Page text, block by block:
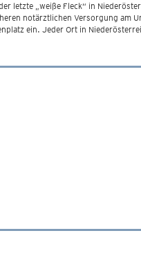
letzte „weiße Fleck“ in
notärztlichen Versorgung am
ein. Jeder Ort in